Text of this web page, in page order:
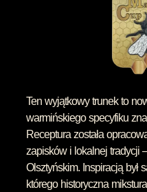
Ten wyjątkowy trunek to
warmińskiego specyfiku
Receptura została
zapisków i lokalnej tradycji
Olsztyńskim. Inspiracją był
którego historyczna